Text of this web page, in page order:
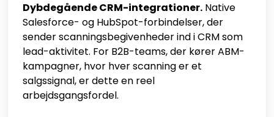
Dybdegående CRM-integrationer. Native
Salesforce- og HubSpot-forbindelser, der
sender scanningsbegivenheder ind i CRM som
lead-aktivitet. For B2B-teams, der kører ABM-
kampagner, hvor hver scanning er et
salgssignal, er dette en reel
arbejdsgangsfordel.